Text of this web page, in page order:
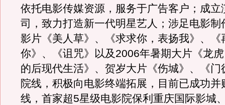
依托电影传媒资源，服务于广告客户；成立
司，致力打造新一代明星艺人；涉足电影制
影片《美人草》、《求求你，表扬我》、《
你》、《诅咒》以及2006年暑期大片《龙
的后现代生活》、贺岁大片《伤城》、《门
院线，积极向电影终端拓展，目前已成功并
线，首家超5星级电影院保利重庆国际影城